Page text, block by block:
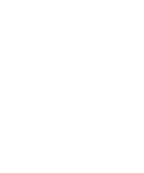
La Fundación
la cesión del
verano para